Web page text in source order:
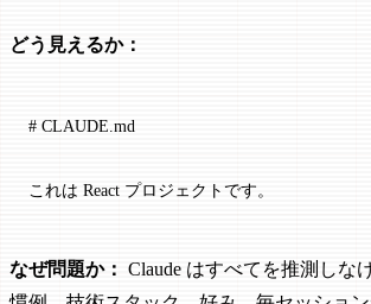
どう見えるか：
# CLAUDE.md
これは React プロジェクトです。
なぜ問題か： Claude はすべてを推測しな